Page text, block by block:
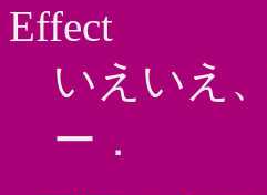
Effect
いえいえ
ー．